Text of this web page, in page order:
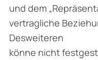
und dem
vertragliche
Desweiteren
könne nicht